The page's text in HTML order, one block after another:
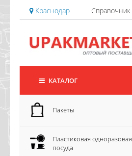
Краснодар Справочник
КАТАЛОГ
Пакеты
Пластиковая одноразовая
посуда